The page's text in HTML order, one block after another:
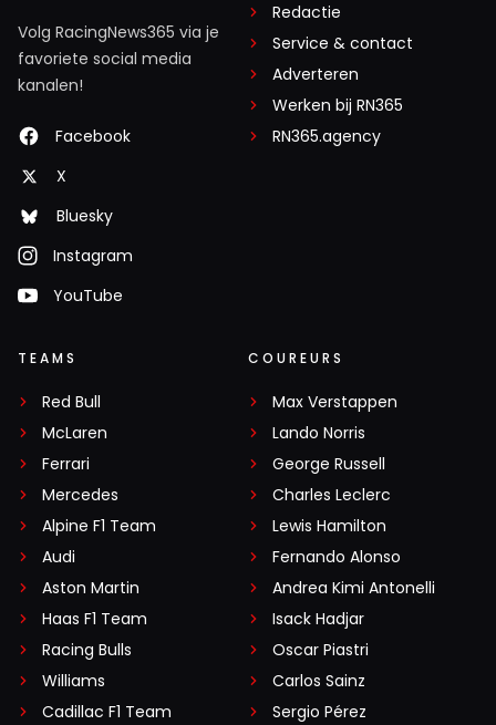
Volg RacingNews365 via je
favoriete social media
kanalen!
Facebook
X
Bluesky
Instagram
YouTube
Redactie
Service & contact
Adverteren
Werken bij RN365
RN365.agency
TEAMS
Red Bull
McLaren
Ferrari
Mercedes
Alpine F1 Team
Audi
Aston Martin
Haas F1 Team
Racing Bulls
Williams
Cadillac F1 Team
COUREURS
Max Verstappen
Lando Norris
George Russell
Charles Leclerc
Lewis Hamilton
Fernando Alonso
Andrea Kimi Antonelli
Isack Hadjar
Oscar Piastri
Carlos Sainz
Sergio Pérez